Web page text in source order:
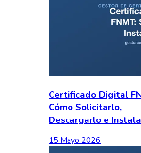
Certificado Digital
Cómo Solicitarlo,
Descargarlo e
15 Mayo 2026